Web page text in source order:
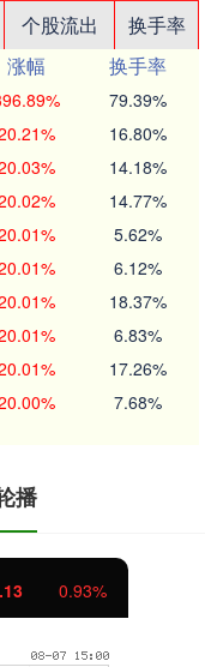
个股流出
换手率
涨幅
换手率
79.39%
16.80%
14.18%
14.77%
5.62%
6.12%
18.37%
6.83%
17.26%
7.68%
播
0.93%